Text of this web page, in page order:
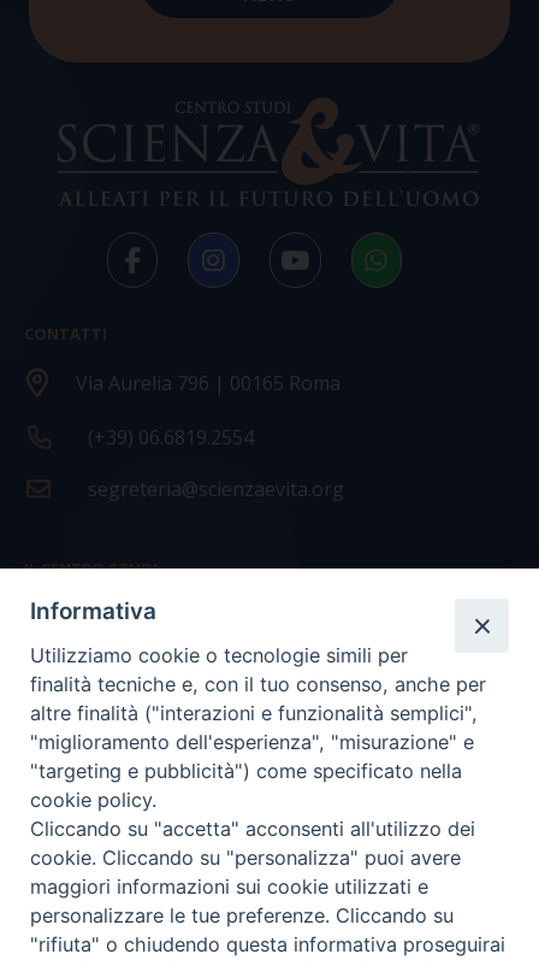
CONTATTI
Via Aurelia 796 | 00165 Roma
(+39) 06.6819.2554
segreteria@scienzaevita.org
IL CENTRO STUDI
La nostra storia
Statuto
Presidenza e ufficio presidenza
Consiglio scientifico
Coordinamento nazionale
COPYRIGHT Scienza & Vita - C.F96600690588- Tutti i
Informativa
Utilizziamo cookie o tecnologie simili per
finalità tecniche e, con il tuo consenso, anche per
altre finalità ("interazioni e funzionalità semplici",
"miglioramento dell'esperienza", "misurazione" e
"targeting e pubblicità") come specificato nella
cookie policy.
Cliccando su "accetta" acconsenti all'utilizzo dei
cookie. Cliccando su "personalizza" puoi avere
maggiori informazioni sui cookie utilizzati e
personalizzare le tue preferenze. Cliccando su
"rifiuta" o chiudendo questa informativa proseguirai